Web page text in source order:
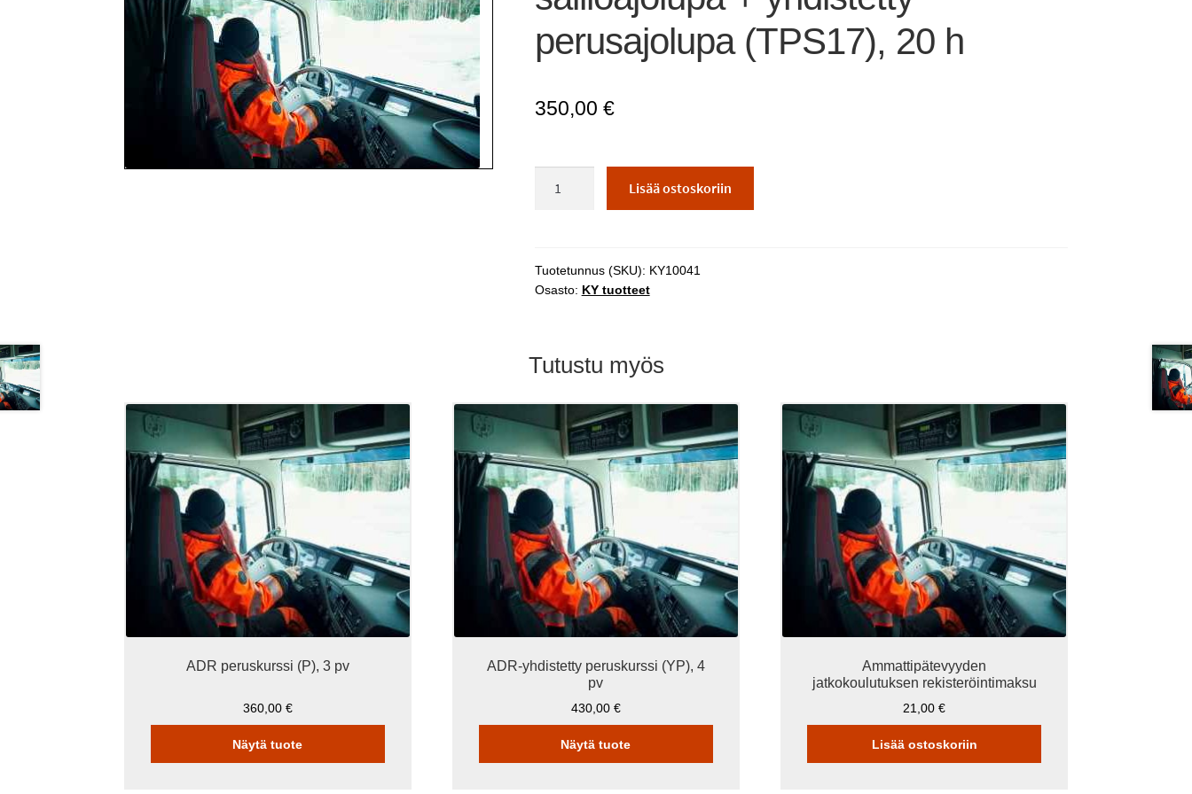
perusajolupa (TPS17), 20 h
350,00 €
yhdistetty
perusajolupa
h
määrä
Lisää ostoskoriin
Tuotetunnus (SKU): KY10041
Osasto: KY tuotteet
Tutustu myös
ADR peruskurssi (P), 3 pv
360,00 €
Näytä tuote
Tällä
tuotteella
on
useampi
muunnelma.
Voit
tehdä
tuotteen
sivulla.
ADR-yhdistetty peruskurssi (YP), 4
pv
430,00 €
Näytä tuote
Tällä
tuotteella
on
useampi
muunnelma.
Voit
tehdä
tuotteen
sivulla.
Ammattipätevyyden
jatkokoulutuksen rekisteröintimaksu
21,00€
Lisää ostoskoriin